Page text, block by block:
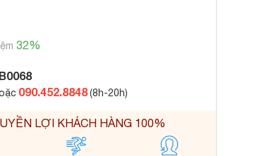
32%
LỢI KHÁCH HÀNG 100%
090.452.8848(8h-20h)